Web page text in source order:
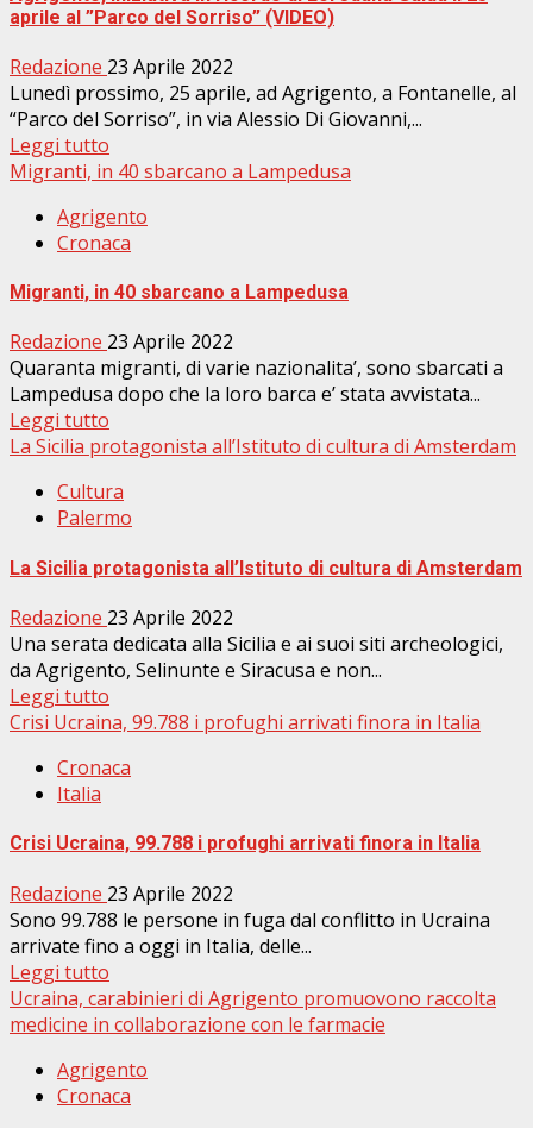
aprile al ”Parco del Sorriso” (VIDEO)
Redazione 23 Aprile 2022
Lunedì prossimo, 25 aprile, ad Agrigento, a Fontanelle, al
“Parco del Sorriso”, in via Alessio Di Giovanni,...
Leggi tutto
Migranti, in 40 sbarcano a Lampedusa
Agrigento
Cronaca
Migranti, in 40 sbarcano a Lampedusa
Redazione 23 Aprile 2022
Quaranta migranti, di varie nazionalita’, sono sbarcati a
Lampedusa dopo che la loro barca e’ stata avvistata...
Leggi tutto
La Sicilia protagonista all’Istituto di cultura di Amsterdam
Cultura
Palermo
La Sicilia protagonista all’Istituto di cultura di Amsterdam
Redazione 23 Aprile 2022
Una serata dedicata alla Sicilia e ai suoi siti archeologici,
da Agrigento, Selinunte e Siracusa e non...
Leggi tutto
Crisi Ucraina, 99.788 i profughi arrivati finora in Italia
Cronaca
Italia
Crisi Ucraina, 99.788 i profughi arrivati finora in Italia
Redazione 23 Aprile 2022
Sono 99.788 le persone in fuga dal conflitto in Ucraina
arrivate fino a oggi in Italia, delle...
Leggi tutto
Ucraina, carabinieri di Agrigento promuovono raccolta
medicine in collaborazione con le farmacie
Agrigento
Cronaca